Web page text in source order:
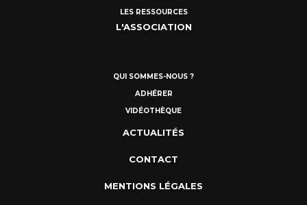
LES RESSOURCES
L'ASSOCIATION
QUI SOMMES-NOUS ?
ADHÉRER
VIDÉOTHÈQUE
ACTUALITÉS
CONTACT
MENTIONS LÉGALES